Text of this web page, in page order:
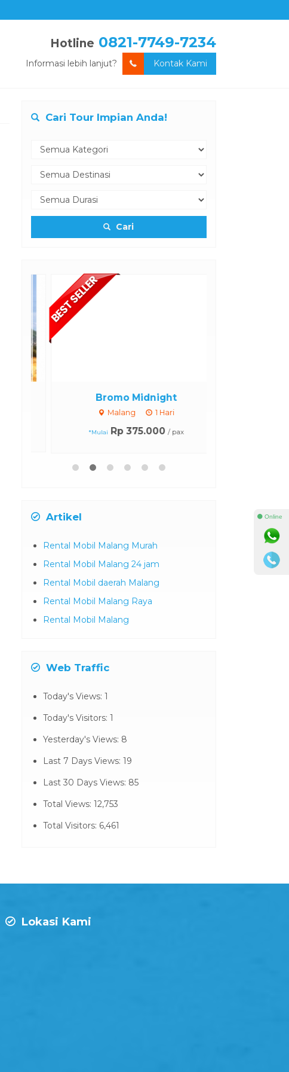
Hotline 0821-7749-7234
Informasi lebih lanjut? Kontak Kami
Cari Tour Impian Anda!
Cari
Bromo Midnight
Malang 1 Hari
*Mulai Rp 375.000 / pax
Artikel
Rental Mobil Malang Murah
Rental Mobil Malang 24 jam
Rental Mobil daerah Malang
Rental Mobil Malang Raya
Rental Mobil Malang
Web Traffic
Today's Views: 1
Today's Visitors: 1
Yesterday's Views: 8
Last 7 Days Views: 19
Last 30 Days Views: 85
Total Views: 12,753
Total Visitors: 6,461
Lokasi Kami
⚫ Online